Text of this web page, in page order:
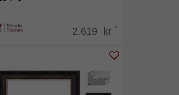
2.619 kr *